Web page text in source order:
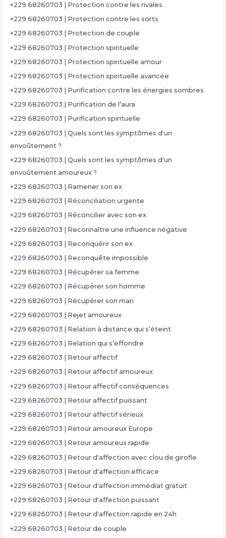
+229 68260703 | Protection contre les rivales
+229 68260703 | Protection contre les sorts
+229 68260703 | Protection de couple
+229 68260703 | Protection spirituelle
+229 68260703 | Protection spirituelle amour
+229 68260703 | Protection spirituelle avancée
+229 68260703 | Purification contre les énergies sombres
+229 68260703 | Purification de l’aura
+229 68260703 | Purification spirituelle
+229 68260703 | Quels sont les symptômes d'un
envoûtement ?
+229 68260703 | Quels sont les symptômes d'un
envoûtement amoureux ?
+229 68260703 | Ramener son ex
+229 68260703 | Réconciliation urgente
+229 68260703 | Réconcilier avec son ex
+229 68260703 | Reconnaître une influence négative
+229 68260703 | Reconquérir son ex
+229 68260703 | Reconquête impossible
+229 68260703 | Récupérer sa femme
+229 68260703 | Récupérer son homme
+229 68260703 | Récupérer son mari
+229 68260703 | Rejet amoureux
+229 68260703 | Relation à distance qui s’éteint
+229 68260703 | Relation qui s’effondre
+229 68260703 | Retour affectif
+229 68260703 | Retour affectif amoureux
+229 68260703 | Retour affectif conséquences
+229 68260703 | Retour affectif puissant
+229 68260703 | Retour affectif sérieux
+229 68260703 | Retour amoureux Europe
+229 68260703 | Retour amoureux rapide
+229 68260703 | Retour d'affection avec clou de girofle
+229 68260703 | Retour d'affection efficace
+229 68260703 | Retour d'affection immédiat gratuit
+229 68260703 | Retour d'affection puissant
+229 68260703 | Retour d'affection rapide en 24h
+229 68260703 | Retour de couple